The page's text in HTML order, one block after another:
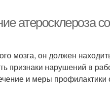
атеросклероза
мозга, он должен
признаки нарушений в
и меры